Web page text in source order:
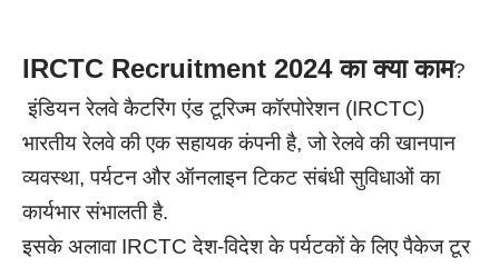
IRCTC Recruitment 2024 का क्या काम?
इंडियन रेलवे कैटरिंग एंड टूरिज्म कॉरपोरेशन (IRCTC)
भारतीय रेलवे की एक सहायक कंपनी है, जो रेलवे की खानपान
व्यवस्था, पर्यटन और ऑनलाइन टिकट संबंधी सुविधाओं का
कार्यभार संभालती है.
इसके अलावा IRCTC देश-विदेश के पर्यटकों के लिए पैकेज टूर